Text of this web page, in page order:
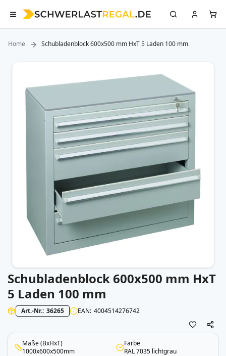
Home Schubladenblock 600x500 mm HxT 5 Laden 100 mm
Zum
Bildergalerie
Zum
Anfang
der
Bildergalerie
springen
Schubladenblock 600x500 mm HxT
5 Laden 100 mm
Art.-Nr. 36265 EAN 4004514276742
Maße (BxHxT)
1000x600x500mm
Farbe
RAL 7035 lichtgrau